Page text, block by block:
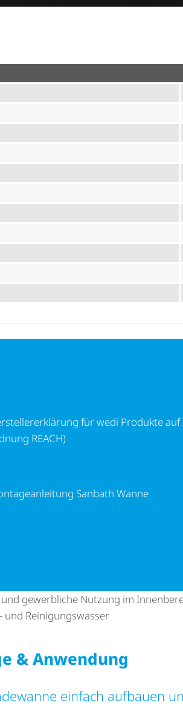
für wedi Produkte auf
REACH)
für wedi Produkte auf XPS
Sanbath Wanne
Sanbath Wanne
gewerbliche Nutzung im
und Reini­gungs­wasser
& Anwendung
einfach aufbauen